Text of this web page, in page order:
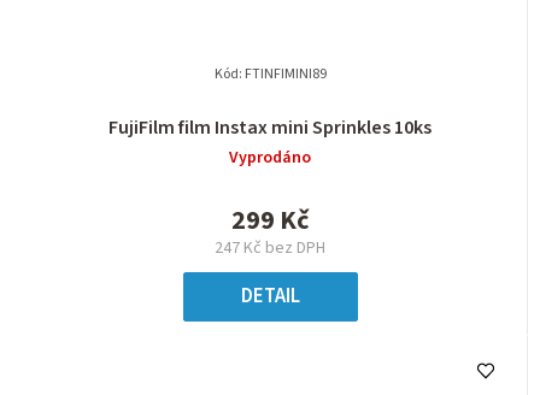
FujiFilm film Instax mini Sprinkles 10ks
Vyprodáno
247 Kč bez DPH
299 Kč
DETAIL
Kód: FTINFIMINI89